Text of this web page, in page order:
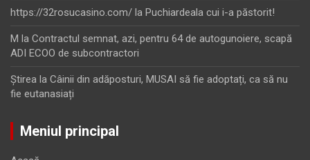
https://32rosucasino.com/ la Puchiardeala cui i-a păstorit!
M la Contractul semnat, azi, pentru 64 de autogunoiere, scapă
ADI ECOO de subcontractori
Ştirea la Câinii din adăposturi, MUSAI să fie adoptați, ca să nu
fie eutanasiați
Meniul principal